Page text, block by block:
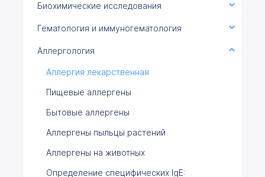
Биохимические исследования
Гематология и иммуногематология
Аллергология
Аллергия лекарственная
Пищевые аллергены
Бытовые аллергены
Аллергены пыльцы растений
Аллергены на животных
Определение специфических IgE: